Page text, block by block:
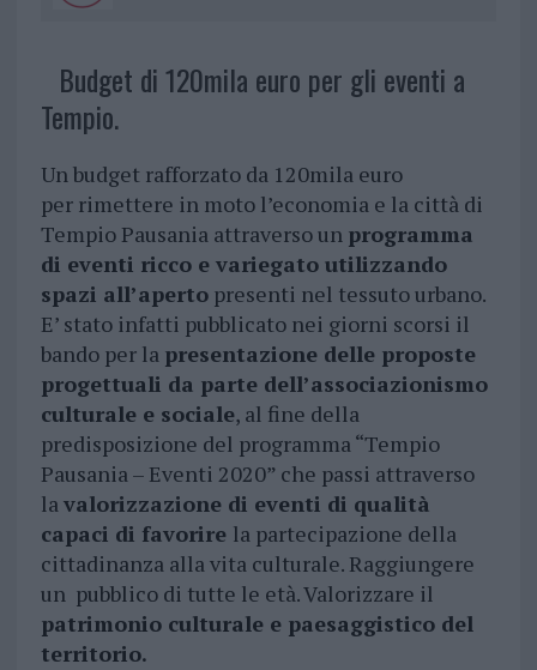
Budget di 120mila euro per gli eventi a
Tempio.
Un budget rafforzato da 120mila euro
per rimettere in moto l’economia e la città di
Tempio Pausania attraverso un programma
di eventi ricco e variegato utilizzando
spazi all’apertopresenti nel tessuto urbano.
E’ stato infatti pubblicato nei giorni scorsi il
bando per la presentazione delle proposte
progettuali da parte dell’associazionismo
culturale e sociale, al fine della
predisposizione del programma “Tempio
Pausania – Eventi 2020” che passi attraverso
lavalorizzazione di eventi di qualità
capaci di favorire la partecipazione della
cittadinanza alla vita culturale. Raggiungere
un pubblico di tutte le età. Valorizzare il
patrimonio culturale e paesaggistico del
territorio.